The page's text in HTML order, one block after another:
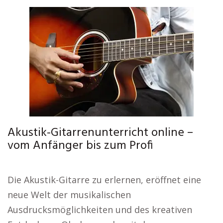
Akustik-Gitarrenunterricht online –
vom Anfänger bis zum Profi
Die Akustik-Gitarre zu erlernen, eröffnet eine
neue Welt der musikalischen
Ausdrucksmöglichkeiten und des kreativen